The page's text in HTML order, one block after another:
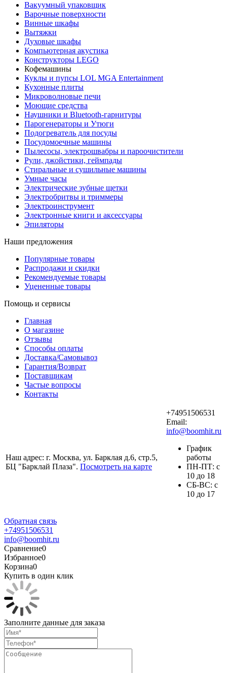
Вакуумный упаковщик
Варочные поверхности
Винные шкафы
Вытяжки
Духовые шкафы
Компьютерная акустика
Конструкторы LEGO
Кофемашины
Куклы и пупсы LOL MGA Entertainment
Кухонные плиты
Микроволновые печи
Моющие средства
Наушники и Bluetooth-гарнитуры
Парогенераторы и Утюги
Подогреватель для посуды
Посудомоечные машины
Пылесосы, электрошвабры и пароочистители
Рули, джойстики, геймпады
Стиральные и сушильные машины
Умные часы
Электрические зубные щетки
Электробритвы и триммеры
Электроинструмент
Электронные книги и аксессуары
Эпиляторы
Наши предложения
Популярные товары
Распродажи и скидки
Рекомендуемые товары
Уцененные товары
Помощь и сервисы
Главная
О магазине
Отзывы
Способы оплаты
Доставка/Самовывоз
Гарантия/Возврат
Поставщикам
Частые вопросы
Контакты
Наш адрес: г. Москва, ул. Барклая д.6, стр.5,
БЦ "Барклай Плаза". Посмотреть на карте
+74951506531
Email:
info@boomhit.ru
График
работы
ПH-ПТ: с
10 до 18
СБ-ВС: с
10 до 17
Обратная связь
+74951506531
info@boomhit.ru
Сравнение0
Избранное0
Корзина0
Купить в один клик
Заполните данные для заказа